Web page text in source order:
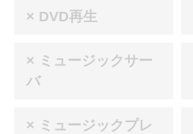
× DVD再生
× ミュージックサー
バ
× ミュージックプレ